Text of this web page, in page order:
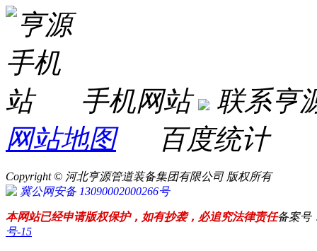
手机网站
联系亨
网站地图百度统计
Copyright © 河北亨源管道装备集团有限公司 版权所有
冀公网安备 13090002000266号
本网站已经申请版权保护，如有抄袭，必追究法律责任备案号
号-15